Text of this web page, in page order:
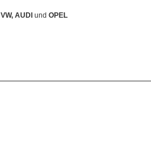
VW, AUDI und OPEL